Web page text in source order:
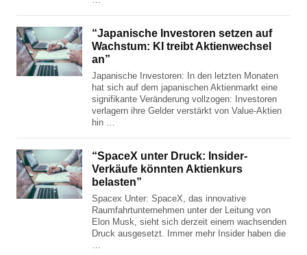
“Japanische Investoren setzen auf
Wachstum: KI treibt Aktienwechsel
an”
Japanische Investoren: In den letzten Monaten
hat sich auf dem japanischen Aktienmarkt eine
signifikante Veränderung vollzogen: Investoren
verlagern ihre Gelder verstärkt von Value-Aktien
hin …
“SpaceX unter Druck: Insider-
Verkäufe könnten Aktienkurs
belasten”
Spacex Unter: SpaceX, das innovative
Raumfahrtunternehmen unter der Leitung von
Elon Musk, sieht sich derzeit einem wachsenden
Druck ausgesetzt. Immer mehr Insider haben die